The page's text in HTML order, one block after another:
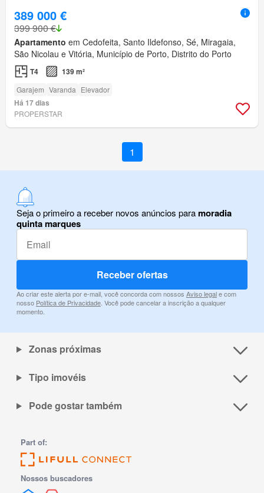
389 000 €
399 900 €
Apartamento em Cedofeita, Santo Ildefonso, Sé, Miragaia,
São Nicolau e Vitória, Município de Porto, Distrito do Porto
T4 139 m²
Garajem Varanda Elevador
Há 17 dias
PROPERSTAR
1
Seja o primeiro a receber novos anúncios paramoradia
quinta marques
Receber ofertas
Ao criar este alerta por e-mail, você concorda com nossos Aviso legale com
nosso Política de Privacidade . Você pode cancelar a inscrição a qualquer
momento.
Zonas próximas
Tipo imovéis
Pode gostar também
Part of:
Nossos buscadores